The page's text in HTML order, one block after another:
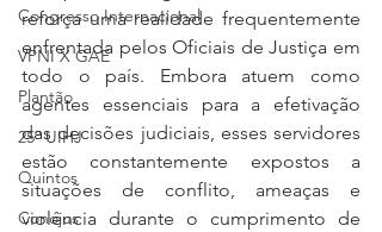
Congresso Internacional
VPNI X GAE
Plantão
25º UIHJ
Quintos
Conojus
reforça uma realidade frequentemente
enfrentada pelos Oficiais de Justiça em
todo o país. Embora atuem como
agentes essenciais para a efetivação
das decisões judiciais, esses servidores
estão constantemente expostos a
situações de conflito, ameaças e
violência durante o cumprimento de